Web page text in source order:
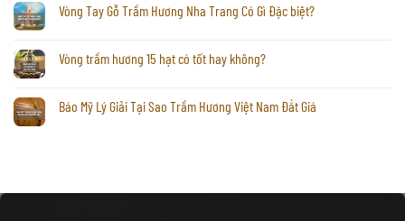
Vòng Tay Gỗ Trầm Hương Nha Trang Có Gì Đặc biệt?
Vòng trầm hương 15 hạt có tốt hay không?
Báo Mỹ Lý Giải Tại Sao Trầm Hương Việt Nam Đắt Giá